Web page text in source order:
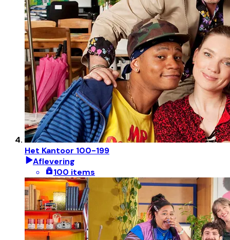
Het Kantoor 100-199
Aflevering
100 items